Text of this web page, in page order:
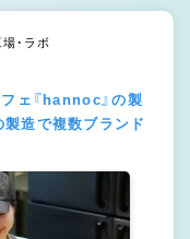
・ラボ
フェ『hannoc』の製
造で複数ブランド